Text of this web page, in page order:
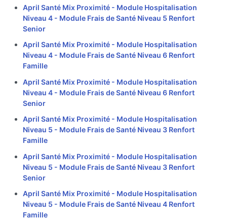
April Santé Mix Proximité - Module Hospitalisation
Niveau 4 - Module Frais de Santé Niveau 5 Renfort
Senior
April Santé Mix Proximité - Module Hospitalisation
Niveau 4 - Module Frais de Santé Niveau 6 Renfort
Famille
April Santé Mix Proximité - Module Hospitalisation
Niveau 4 - Module Frais de Santé Niveau 6 Renfort
Senior
April Santé Mix Proximité - Module Hospitalisation
Niveau 5 - Module Frais de Santé Niveau 3 Renfort
Famille
April Santé Mix Proximité - Module Hospitalisation
Niveau 5 - Module Frais de Santé Niveau 3 Renfort
Senior
April Santé Mix Proximité - Module Hospitalisation
Niveau 5 - Module Frais de Santé Niveau 4 Renfort
Famille